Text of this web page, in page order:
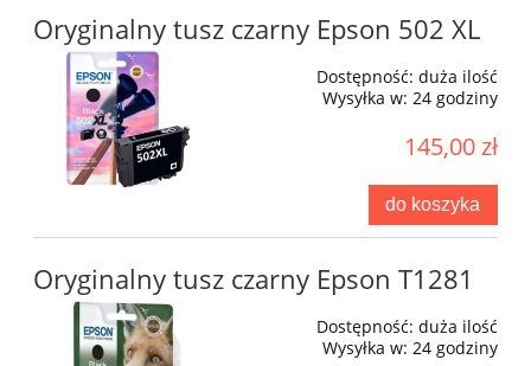
Oryginalny tusz czarny Epson 502 XL
Dostępność: duża ilość
Wysyłka w: 24 godziny
145,00 zł
do koszyka
Oryginalny tusz czarny Epson T1281
Dostępność: duża ilość
Wysyłka w: 24 godziny